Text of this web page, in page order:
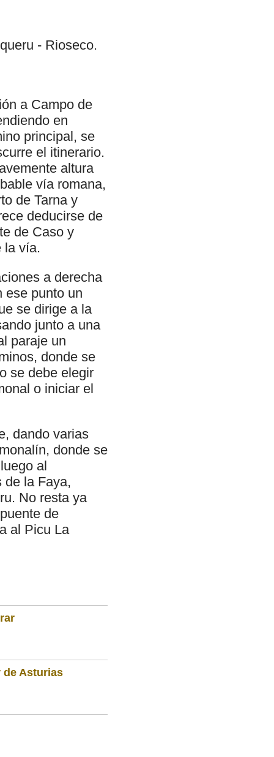
- Rioseco.
a Campo de
en
principal, se
el itinerario.
altura
vía romana,
de Tarna y
deducirse de
de Caso y
la vía.
a derecha
ese punto un
se dirige a la
junto a una
paraje un
donde se
se debe elegir
o iniciar el
dando varias
donde se
al
de la Faya,
No resta ya
de
al Picu La
de Asturias